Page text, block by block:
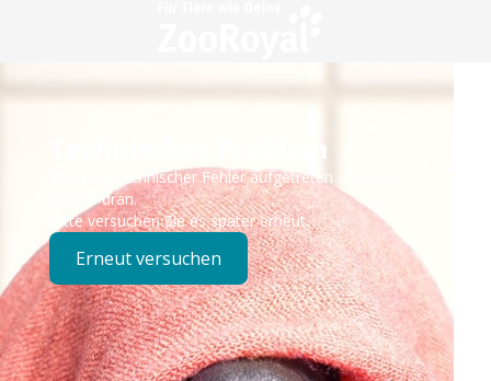
Technisches Problem
Es ist ein technischer Fehler aufgetreten – wir sind
bereits dran.
Bitte versuchen Sie es später erneut.
Erneut versuchen